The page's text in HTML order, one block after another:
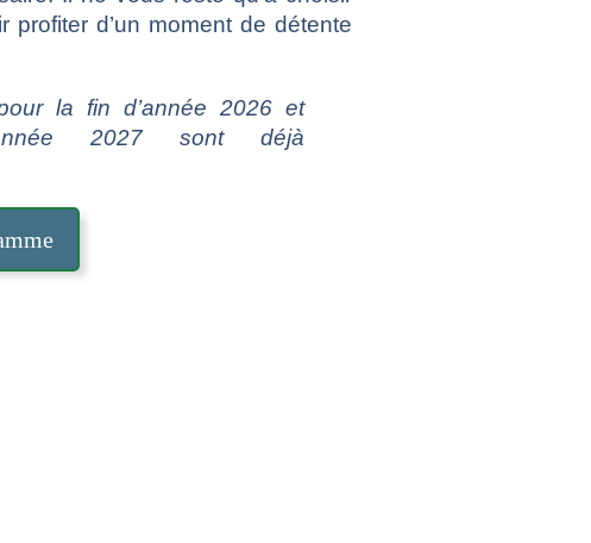
profiter d’un moment de détente
la fin d’année 2026 et
2027 sont déjà